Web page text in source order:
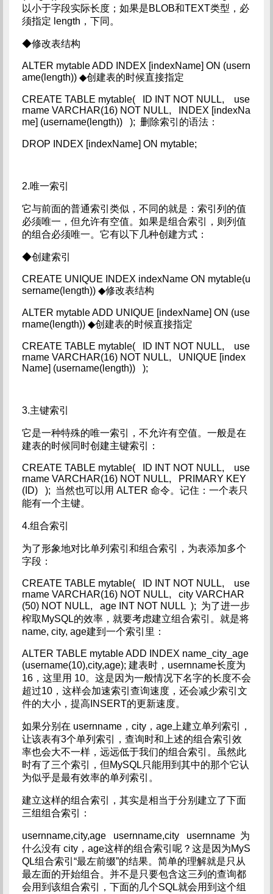
以小于字段实际长度；如果是BLOB和TEXT类型，必
须指定 length，下同。
◆修改表结构
ALTER mytable ADD INDEX [indexName] ON (usern
ame(length)) ◆创建表的时候直接指定
CREATE TABLE mytable( ID INT NOT NULL, use
rname VARCHAR(16) NOT NULL, INDEX [indexNa
me] (username(length)) ); 删除索引的语法：
DROP INDEX [indexName] ON mytable;
2.唯一索引
它与前面的普通索引类似，不同的就是：索引列的值
必须唯一，但允许有空值。如果是组合索引，则列值
的组合必须唯一。它有以下几种创建方式：
◆创建索引
CREATE UNIQUE INDEX indexName ON mytable(u
sername(length)) ◆修改表结构
ALTER mytable ADD UNIQUE [indexName] ON (use
rname(length)) ◆创建表的时候直接指定
CREATE TABLE mytable( ID INT NOT NULL, use
rname VARCHAR(16) NOT NULL, UNIQUE [index
Name] (username(length)) );
3.主键索引
它是一种特殊的唯一索引，不允许有空值。一般是在
建表的时候同时创建主键索引：
CREATE TABLE mytable( ID INT NOT NULL, use
rname VARCHAR(16) NOT NULL, PRIMARY KEY
(ID) ); 当然也可以用 ALTER 命令。记住：一个表只
能有一个主键。
4.组合索引
为了形象地对比单列索引和组合索引，为表添加多个
字段：
CREATE TABLE mytable( ID INT NOT NULL, use
rname VARCHAR(16) NOT NULL, city VARCHAR
(50) NOT NULL, age INT NOT NULL ); 为了进一步
榨取MySQL的效率，就要考虑建立组合索引。就是将
name, city, age建到一个索引里：
ALTER TABLE mytable ADD INDEX name_city_age
(username(10),city,age); 建表时，usernname长度为
16，这里用 10。这是因为一般情况下名字的长度不会
超过10，这样会加速索引查询速度，还会减少索引文
件的大小，提高INSERT的更新速度。
如果分别在 usernname，city，age上建立单列索引，
让该表有3个单列索引，查询时和上述的组合索引效
率也会大不一样，远远低于我们的组合索引。虽然此
时有了三个索引，但MySQL只能用到其中的那个它认
为似乎是最有效率的单列索引。
建立这样的组合索引，其实是相当于分别建立了下面
三组组合索引：
usernname,city,age usernname,city usernname 为
什么没有 city，age这样的组合索引呢？这是因为MyS
QL组合索引“最左前缀”的结果。简单的理解就是只从
最左面的开始组合。并不是只要包含这三列的查询都
会用到该组合索引，下面的几个SQL就会用到这个组